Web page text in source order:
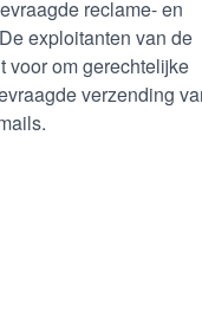
reclame- en
exploitanten van de
voor om gerechtelijke
verzending